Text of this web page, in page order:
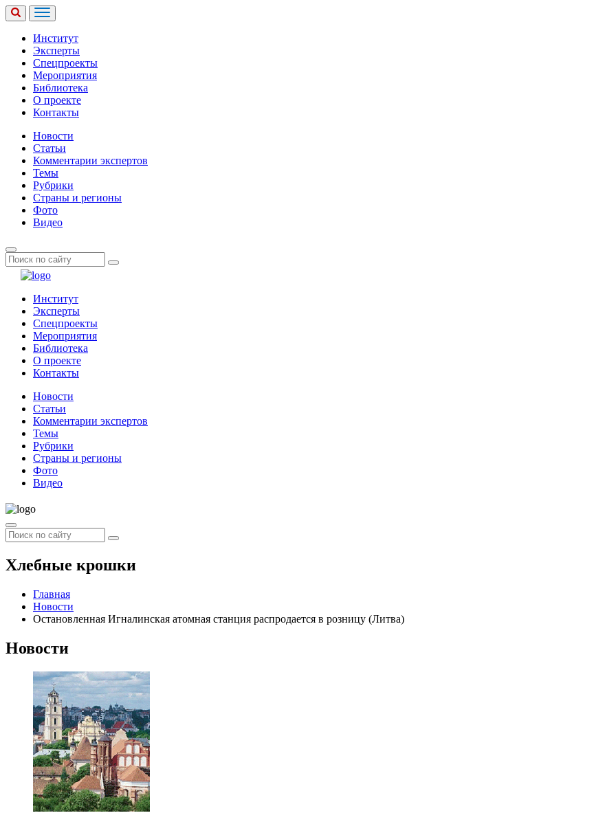
Институт
Эксперты
Спецпроекты
Мероприятия
Библиотека
О проекте
Контакты
Новости
Статьи
Комментарии экспертов
Темы
Рубрики
Страны и регионы
Фото
Видео
Институт
Эксперты
Спецпроекты
Мероприятия
Библиотека
О проекте
Контакты
Новости
Статьи
Комментарии экспертов
Темы
Рубрики
Страны и регионы
Фото
Видео
Хлебные крошки
Главная
Новости
Остановленная Игналинская атомная станция распродается в розницу (Литва)
Новости